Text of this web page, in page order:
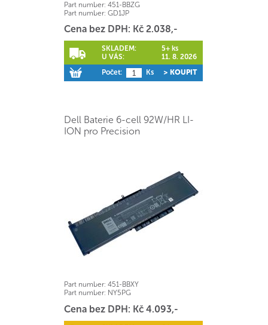
Part number: 451-BBZG
Part number: GD1JP
Cena bez DPH: Kč 2.038,-
SKLADEM:
5+ ks
U VÁS:
11. 8. 2026
Počet:
Ks > KOUPIT
Dell Baterie 6-cell 92W/HR LI-
ION pro Precision
Part number: 451-BBXY
Part number: NY5PG
Cena bez DPH: Kč 4.093,-